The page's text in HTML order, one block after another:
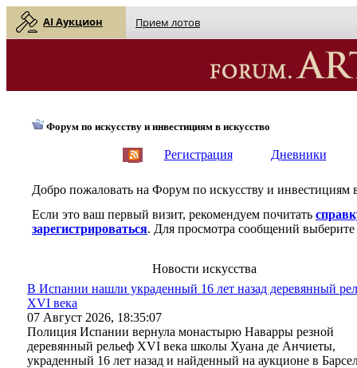
AI Аукцион Прием лотов
Форум по искусству и инвестициям в искусство
Регистрация Дневники
Добро пожаловать на Форум по искусству и инвестициям
Если это ваш первый визит, рекомендуем почитать
зарегистрироваться. Для просмотра сообщений выберите
Новости искусства
В Испании нашли украденный 16 лет назад деревянный
XVI века
07 Август 2026, 18:35:07
Полиция Испании вернула монастырю Наварры резной
деревянный рельеф XVI века школы Хуана де Анчиеты,
украденный 16 лет назад и найденный на аукционе в